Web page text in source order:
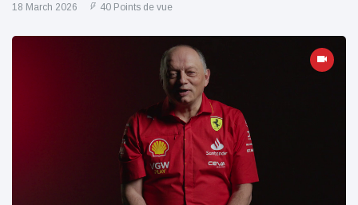
18 March 2026 40 Points de vue